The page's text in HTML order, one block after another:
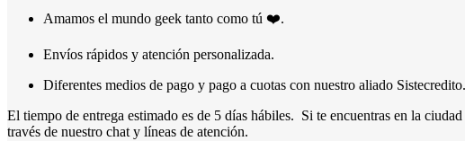
Amamos el mundo geek tanto como tú ❤️.
Envíos rápidos y atención personalizada.
Diferentes medios de pago y pago a cuotas con nuestro aliado Sistecredito.
El tiempo de entrega estimado es de 5 días hábiles. Si te encuentras en la
través de nuestro chat y líneas de atención.